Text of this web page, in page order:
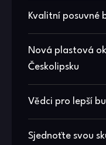
Kvalitní posuvné
Nová plastová
Českolipsku
Vědci pro lepší
Sjednoťte svou